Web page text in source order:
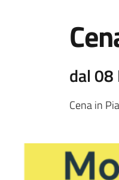
dal
Cena in